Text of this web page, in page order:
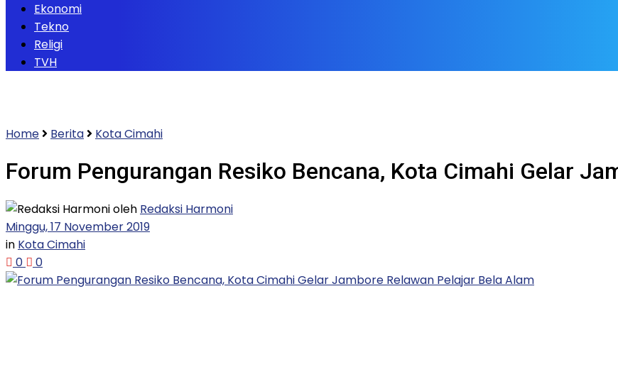
Ekonomi
Tekno
Religi
TVH
Home Berita Kota Cimahi
Forum Pengurangan Resiko Bencana, Kota Cimahi Gelar
oleh Redaksi Harmoni
Minggu, 17 November 2019
in Kota Cimahi
0
0